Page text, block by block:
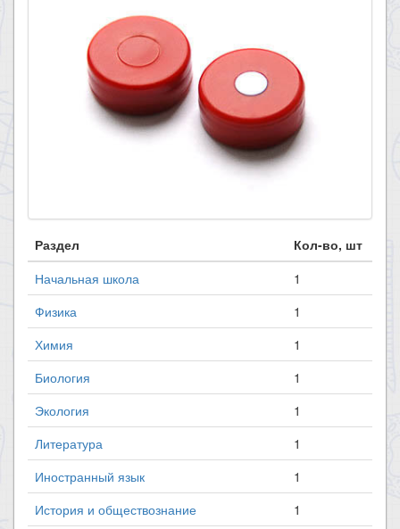
Раздел
Кол-во, шт
Начальная школа
1
Физика
1
Химия
1
Биология
1
Экология
1
Литература
1
Иностранный язык
1
История и обществознание
1